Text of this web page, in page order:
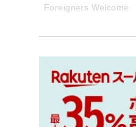
Foreigners Welcome